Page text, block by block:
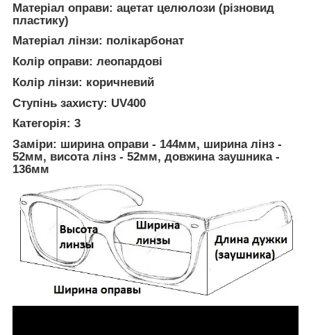
Матеріал оправи: ацетат целюлози (різновид
пластику)
Матеріал лінзи: полікарбонат
Колір оправи: леопардові
Колір лінзи: коричневий
Ступінь захисту: UV400
Категорія: 3
Заміри: ширина оправи - 144мм, ширина лінз -
52мм, висота лінз - 52мм, довжина заушника -
136мм